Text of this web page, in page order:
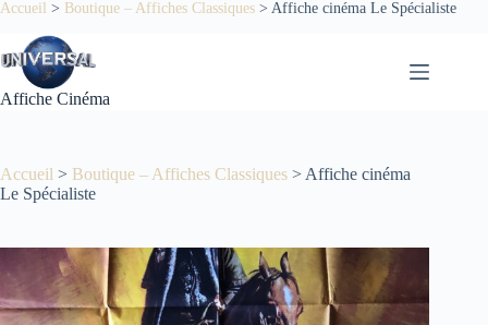
Passer
contenu
Accueil > Boutique – Affiches Classiques > Affiche cinéma Le Spécialiste
Affiche Cinéma
Accueil > Boutique – Affiches Classiques > Affiche cinéma
Le Spécialiste